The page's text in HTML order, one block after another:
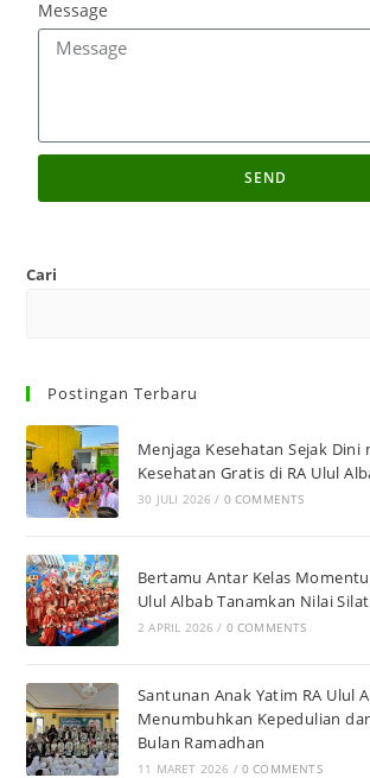
Message
SEND
Cari
Postingan Terbaru
Menjaga Kesehatan Sejak Dini
Kesehatan Gratis di RA Ulul
30 JULI 2026 / 0 COMMENTS
Bertamu Antar Kelas
Ulul Albab Tanamkan Nilai
2 APRIL 2026 / 0 COMMENTS
Santunan Anak Yatim RA Ulul
Menumbuhkan Kepedulian
Bulan Ramadhan
11 MARET 2026 / 0 COMMENTS